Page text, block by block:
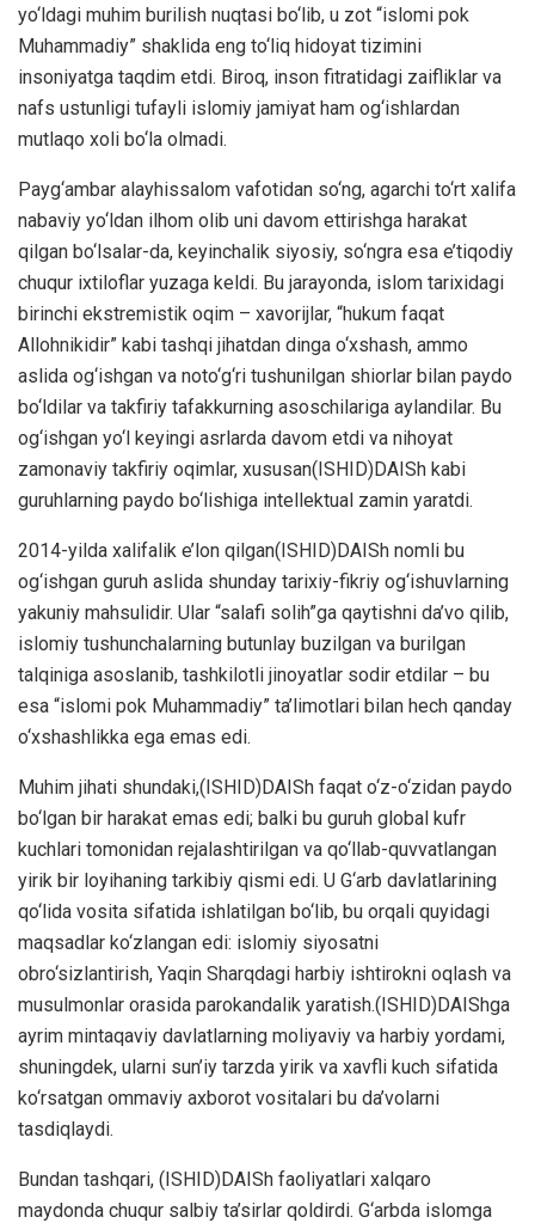
yo‘ldagi muhim burilish nuqtasi bo‘lib, u zot “islomi pok
Muhammadiy” shaklida eng to‘liq hidoyat tizimini
insoniyatga taqdim etdi. Biroq, inson fitratidagi zaifliklar va
nafs ustunligi tufayli islomiy jamiyat ham og‘ishlardan
mutlaqo xoli bo‘la olmadi.
Payg‘ambar alayhissalom vafotidan so‘ng, agarchi to‘rt xalifa
nabaviy yo‘ldan ilhom olib uni davom ettirishga harakat
qilgan bo‘lsalar-da, keyinchalik siyosiy, so‘ngra esa e’tiqodiy
chuqur ixtiloflar yuzaga keldi. Bu jarayonda, islom tarixidagi
birinchi ekstremistik oqim – xavorijlar, “hukum faqat
Allohnikidir” kabi tashqi jihatdan dinga o‘xshash, ammo
aslida og‘ishgan va noto‘g‘ri tushunilgan shiorlar bilan paydo
bo‘ldilar va takfiriy tafakkurning asoschilariga aylandilar. Bu
og‘ishgan yo‘l keyingi asrlarda davom etdi va nihoyat
zamonaviy takfiriy oqimlar, xususan(ISHID)DAISh kabi
guruhlarning paydo bo‘lishiga intellektual zamin yaratdi.
2014-yilda xalifalik e’lon qilgan(ISHID)DAISh nomli bu
og‘ishgan guruh aslida shunday tarixiy-fikriy og‘ishuvlarning
yakuniy mahsulidir. Ular “salafi solih”ga qaytishni da’vo qilib,
islomiy tushunchalarning butunlay buzilgan va burilgan
talqiniga asoslanib, tashkilotli jinoyatlar sodir etdilar – bu
esa “islomi pok Muhammadiy” ta’limotlari bilan hech qanday
o‘xshashlikka ega emas edi.
Muhim jihati shundaki,(ISHID)DAISh faqat o‘z-o‘zidan paydo
bo‘lgan bir harakat emas edi; balki bu guruh global kufr
kuchlari tomonidan rejalashtirilgan va qo‘llab-quvvatlangan
yirik bir loyihaning tarkibiy qismi edi. U G‘arb davlatlarining
qo‘lida vosita sifatida ishlatilgan bo‘lib, bu orqali quyidagi
maqsadlar ko‘zlangan edi: islomiy siyosatni
obro‘sizlantirish, Yaqin Sharqdagi harbiy ishtirokni oqlash va
musulmonlar orasida parokandalik yaratish.(ISHID)DAIShga
ayrim mintaqaviy davlatlarning moliyaviy va harbiy yordami,
shuningdek, ularni sun’iy tarzda yirik va xavfli kuch sifatida
ko‘rsatgan ommaviy axborot vositalari bu da’volarni
tasdiqlaydi.
Bundan tashqari, (ISHID)DAISh faoliyatlari xalqaro
maydonda chuqur salbiy ta’sirlar qoldirdi. G‘arbda islomga